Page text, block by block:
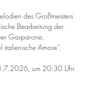
des Großmeisters
Bearbeitung der
Gasparone,
italienische Amore“.
um 20:30 Uhr